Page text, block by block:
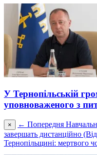
У Тернопільській
уповноваженого з
× ← Попередня
завершать дистанційно
Тернопільщині: мертвого